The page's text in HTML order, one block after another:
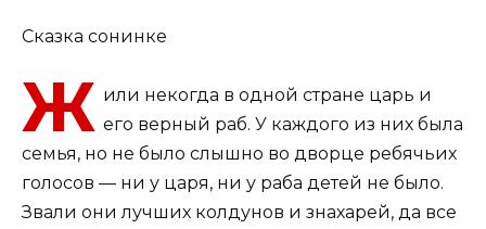
Сказка сонинке
Ж или некогда в одной стране царь и
его верный раб. У каждого из них была
семья, но не было слышно во дворце ребячьих
голосов — ни у царя, ни у раба детей не было.
Звали они лучших колдунов и знахарей, да все